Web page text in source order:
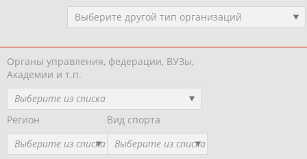
Выберите другой тип организаций
Органы управления, федерации, ВУЗы,
Академии и т.п.
Выберите из списка
Регион
Выберите из списка
Вид спорта
Выберите из списка